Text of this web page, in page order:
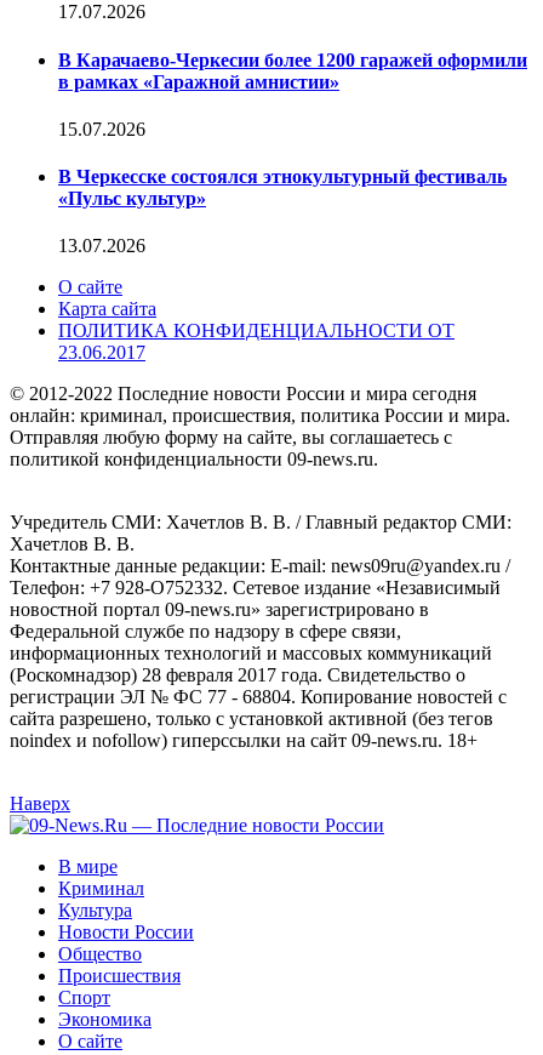
17.07.2026
В Карачаево-Черкесии более 1200 гаражей оформили
в рамках «Гаражной амнистии»
15.07.2026
В Черкесске состоялся этнокультурный фестиваль
«Пульс культур»
13.07.2026
О сайте
Карта сайта
ПОЛИТИКА КОНФИДЕНЦИАЛЬНОСТИ ОТ
23.06.2017
© 2012-2022 Последние новости России и мира сегодня
онлайн: криминал, происшествия, политика России и мира.
Отправляя любую форму на сайте, вы соглашаетесь с
политикой конфиденциальности 09-news.ru.
Учредитель СМИ: Хaчeтлoв B. B. / Главный редактор СМИ:
Хaчeтлoв B. B.
Контактные данные редакции: E-mail: news09ru@yandex.ru /
Телефон: +7 928-O752332. Сетевое издание «Независимый
новостной портал 09-news.ru» зарегистрировано в
Федеральной службе по надзору в сфере связи,
информационных технологий и массовых коммуникаций
(Роскомнадзор) 28 февраля 2017 года. Свидетельство о
регистрации ЭЛ № ФС 77 - 68804. Копирование новостей с
сайта разрешено, только с установкой активной (без тегов
noindex и nofollow) гиперссылки на сайт 09-news.ru. 18+
Наверх
В мире
Криминал
Культура
Новости России
Общество
Происшествия
Спорт
Экономика
О сайте